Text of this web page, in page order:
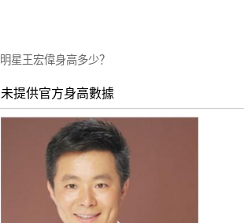
明星王宏偉身高多少？
未提供官方身高數據